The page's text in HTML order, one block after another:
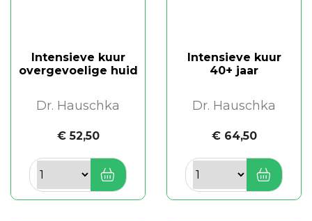
Intensieve kuur
overgevoelige huid
Dr. Hauschka
€ 52,50
Intensieve kuur
40+ jaar
Dr. Hauschka
€ 64,50